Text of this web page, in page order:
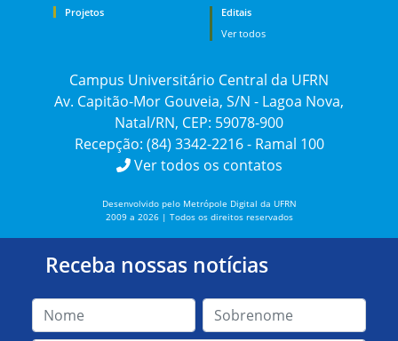
Projetos
Editais
Ver todos
Campus Universitário Central da UFRN
Av. Capitão-Mor Gouveia, S/N - Lagoa Nova,
Natal/RN, CEP: 59078-900
Recepção: (84) 3342-2216 - Ramal 100
Ver todos os contatos
Desenvolvido pelo Metrópole Digital da UFRN
2009 a 2026 | Todos os direitos reservados
Receba nossas notícias